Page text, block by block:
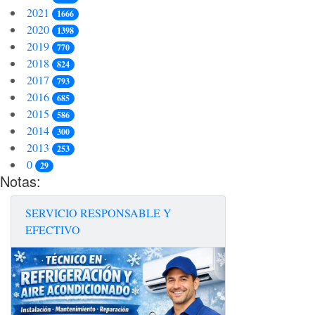
2021 1666
2020 1398
2019 770
2018 824
2017 793
2016 685
2015 586
2014 300
2013 253
0 29
Notas:
SERVICIO RESPONSABLE Y
EFECTIVO